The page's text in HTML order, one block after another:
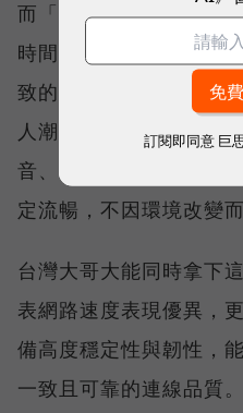
而「品質一致性」則是
時間、不同地點、不同
致的網路服務品質。無
人潮密集場域，或是在
音、傳送 LINE 訊息、
定流暢，不因環境改變
台灣大哥大能同時拿下
表網路速度表現優異，
備高度穩定性與韌性，
一致且可靠的連線品質。
訂閱即同意 巨